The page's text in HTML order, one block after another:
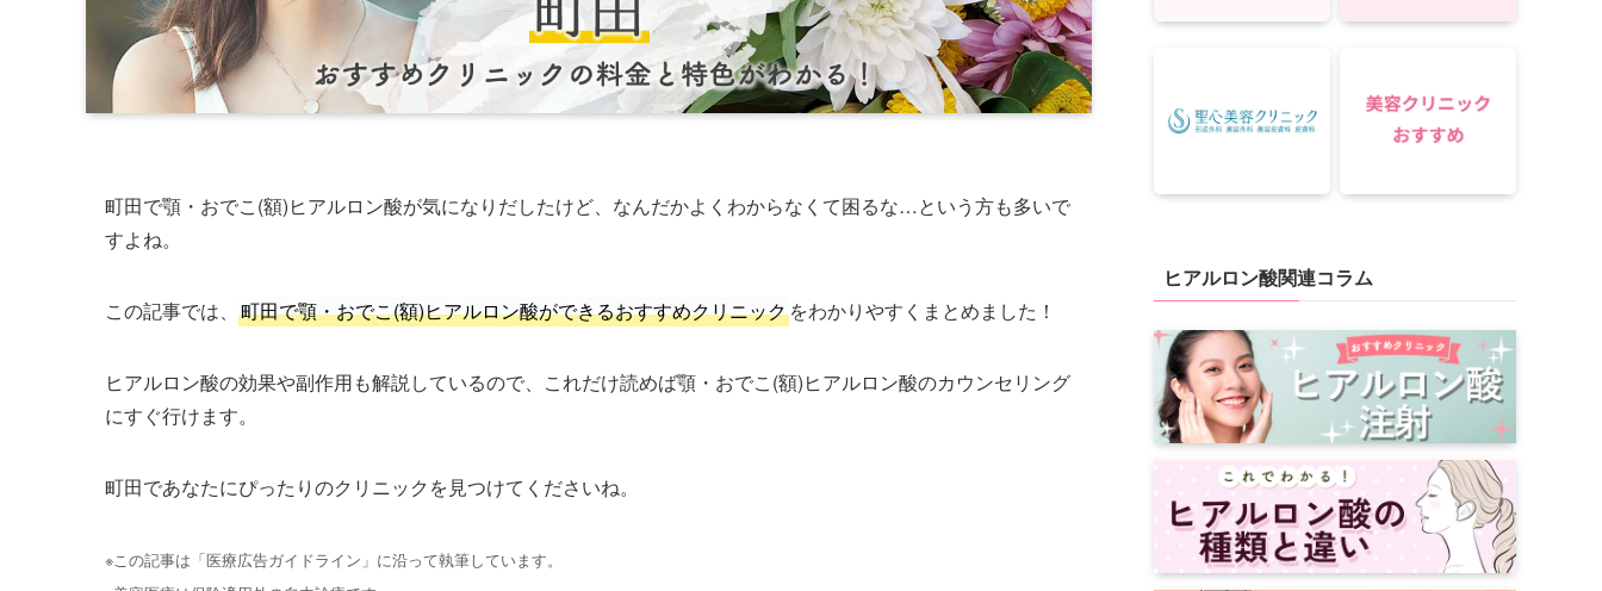
町田で顎・おでこ(額)ヒアルロン酸が気になりだしたけど、なんだかよくわからなくて困るな…という方も多いで
すよね。
この記事では、 町田で顎・おでこ(額)ヒアルロン酸ができるおすすめクリニックをわかりやすくまとめました！
ヒアルロン酸の効果や副作用も解説しているので、これだけ読めば顎・おでこ(額)ヒアルロン酸のカウンセリング
にすぐ行けます。
町田であなたにぴったりのクリニックを見つけてくださいね。
※この記事は「医療広告ガイドライン」に沿って執筆しています。
ヒアルロン酸関連コラム